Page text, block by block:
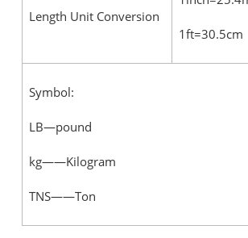
Length Unit Conversion
Symbol:
LB—pound
kg——Kilogram
TNS——Ton